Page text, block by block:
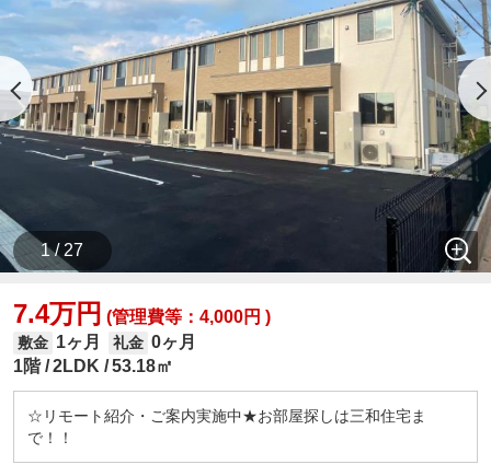
1 / 27
7.4万円 (管理費等：4,000円 )
敷金 1ヶ月 礼金 0ヶ月
1階 2LDK 53.18㎡
☆リモート紹介・ご案内実施中★お部屋探しは三和住宅ま
で！！